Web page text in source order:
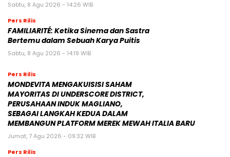
Sabtu, 8 Agu 2026 - 14:26 WIB
Pers Rilis
FAMILIARITÉ: Ketika Sinema dan Sastra
Bertemu dalam Sebuah Karya Puitis
Sabtu, 8 Agu 2026 - 14:19 WIB
Pers Rilis
MONDEVITA MENGAKUISISI SAHAM
MAYORITAS DI UNDERSCORE DISTRICT,
PERUSAHAAN INDUK MAGLIANO,
SEBAGAI LANGKAH KEDUA DALAM
MEMBANGUN PLATFORM MEREK MEWAH ITALIA BARU
Jumat, 7 Agu 2026 - 09:32 WIB
Pers Rilis